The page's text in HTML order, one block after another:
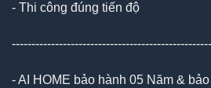
- Thi công đúng tiến độ
- AI HOME bảo hành 05 Năm &